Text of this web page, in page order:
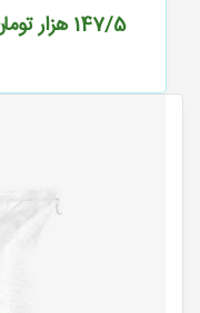
147/5هزار تومان